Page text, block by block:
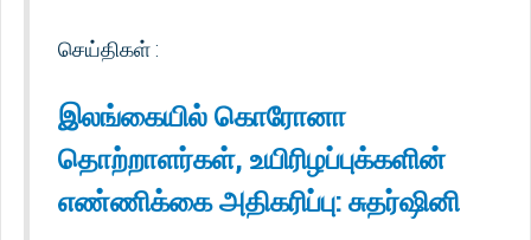
செய்திகள் :
இலங்கையில் கொரோனா
தொற்றாளர்கள், உயிரிழப்புக்களின்
எண்ணிக்கை அதிகரிப்பு: சுதர்ஷினி